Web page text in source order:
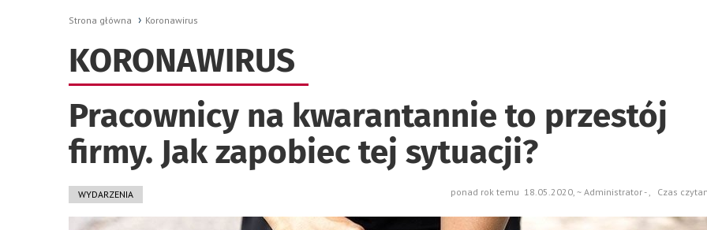
Strona główna Koronawirus
KORONAWIRUS
Pracownicy na kwarantannie to przestój
firmy. Jak zapobiec tej sytuacji?
WYDARZENIA ponad rok temu 18.05.2020, ~ Administrator - , Czas